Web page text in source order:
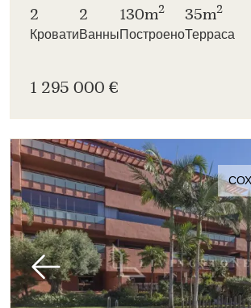
2
Кровати
2
Ванны
130m2
Построено
35m2
Терраса
1 295 000 €